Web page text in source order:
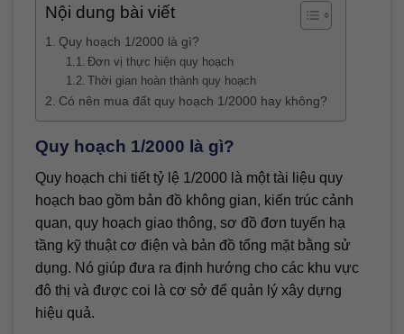
Nội dung bài viết
Quy hoạch 1/2000 là gì?
Đơn vị thực hiện quy hoạch
Thời gian hoàn thành quy hoạch
Có nên mua đất quy hoạch 1/2000 hay không?
Quy hoạch 1/2000 là gì?
Quy hoạch chi tiết tỷ lệ 1/2000 là một tài liệu quy
hoạch bao gồm bản đồ không gian, kiến trúc cảnh
quan, quy hoạch giao thông, sơ đồ đơn tuyến hạ
tầng kỹ thuật cơ điện và bản đồ tổng mặt bằng sử
dụng. Nó giúp đưa ra định hướng cho các khu vực
đô thị và được coi là cơ sở để quản lý xây dựng
hiệu quả.